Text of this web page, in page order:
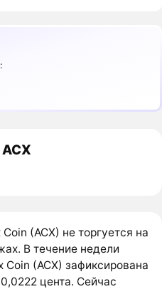
(ACX) не торгуется на
В течение недели
(ACX) зафиксирована
цента. Сейчас